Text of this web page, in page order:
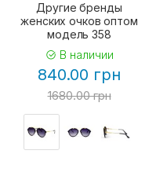
Другие бренды
женских очков оптом
модель 358
В наличии
840.00 грн
1680.00 грн